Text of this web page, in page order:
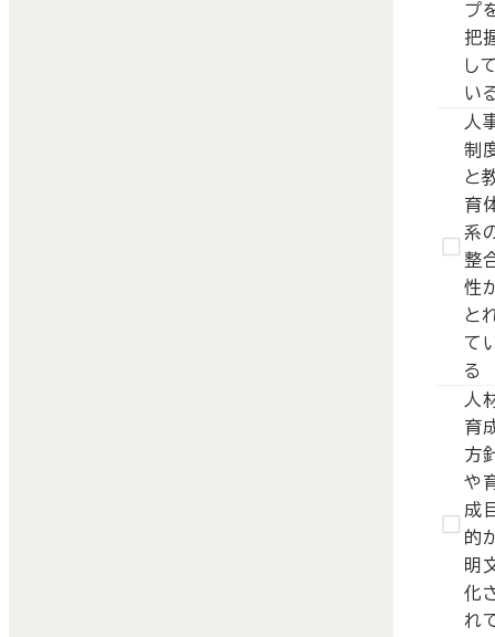
プ
把
し
い
人
制
と
育
系
整
性
と
て
る
人
育
方
や
成
的
明
化
れ